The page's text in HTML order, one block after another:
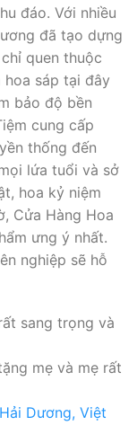
đáo. Với nhiều
đã tạo dựng
quen thuộc
hoa sáp tại đây
bảo độ bền
cung cấp
thống đến
lứa tuổi và sở
hoa kỷ niệm
Cửa Hàng Hoa
ưng ý nhất.
nghiệp sẽ hỗ
sang trọng và
mẹ và mẹ rất
Dương, Việt